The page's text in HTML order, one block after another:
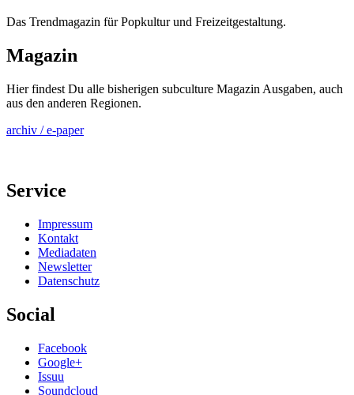
Das Trendmagazin für Popkultur und Freizeitgestaltung.
Magazin
Hier findest Du alle bisherigen subculture Magazin Ausgaben, auch
aus den anderen Regionen.
archiv / e-paper
Service
Impressum
Kontakt
Mediadaten
Newsletter
Datenschutz
Social
Facebook
Google+
Issuu
Soundcloud